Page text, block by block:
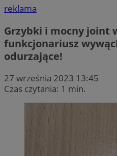
reklama
Grzybki i mocny joint
funkcjonariusz
odurzające!
27 września 2023 13:45
Czas czytania: 1 min.